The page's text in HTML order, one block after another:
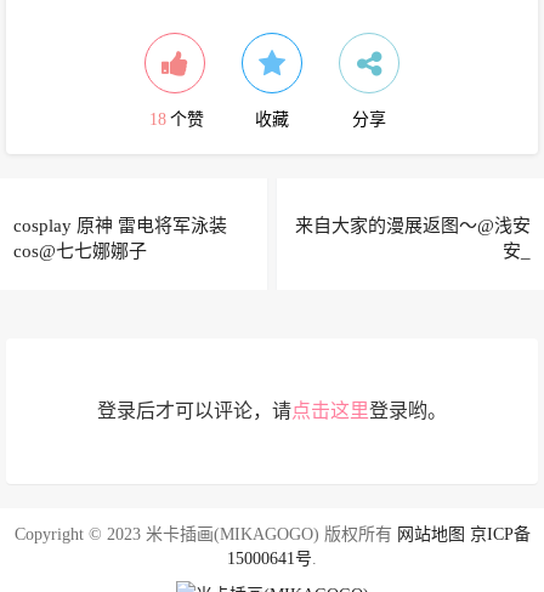
18 个赞 收藏 分享
cosplay 原神 雷电将军泳装
cos@七七娜娜子
来自大家的漫展返图～@浅安
安_
登录后才可以评论，请点击这里登录哟。
Copyright © 2023 米卡插画(MIKAGOGO) 版权所有 网站地图 京ICP备
15000641号